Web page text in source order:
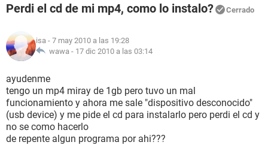
Perdi el cd de mi mp4, como lo instalo? Cerrado
isa - 7 may 2010 a las 19:28
wawa - 17 dic 2010 a las 03:14
ayudenme
tengo un mp4 miray de 1gb pero tuvo un mal
funcionamiento y ahora me sale "dispositivo desconocido"
(usb device) y me pide el cd para instalarlo pero perdi el cd y
no se como hacerlo
de repente algun programa por ahi???